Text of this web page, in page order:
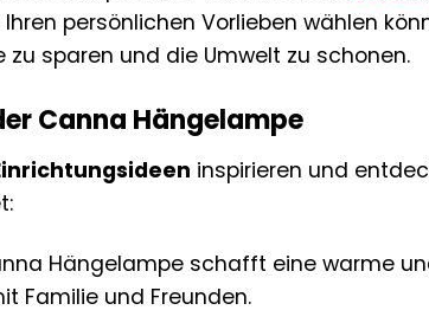
persönlichen Vorlieben wählen
zu sparen und die Umwelt zu schonen.
Canna Hängelampe
inspirieren und
Hängelampe schafft eine warme
Familie und Freunden.